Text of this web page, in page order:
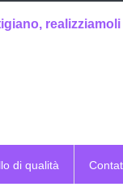
realizziamoli
di qualità